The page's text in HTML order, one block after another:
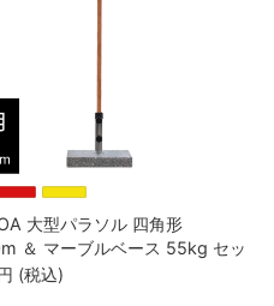
大型パラソル 四角形
＆ マーブルベース 55kg セッ
(税込)